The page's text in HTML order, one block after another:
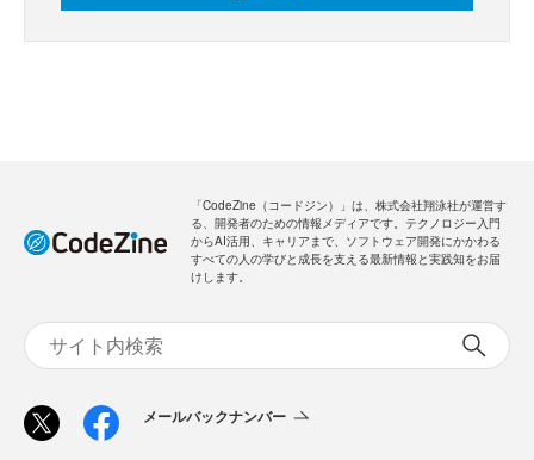
「CodeZine（コードジン）」は、株式会社翔泳社が運営す
る、開発者のための情報メディアです。テクノロジー入門
からAI活用、キャリアまで、ソフトウェア開発にかかわる
すべての人の学びと成長を支える最新情報と実践知をお届
けします。
メールバックナンバー